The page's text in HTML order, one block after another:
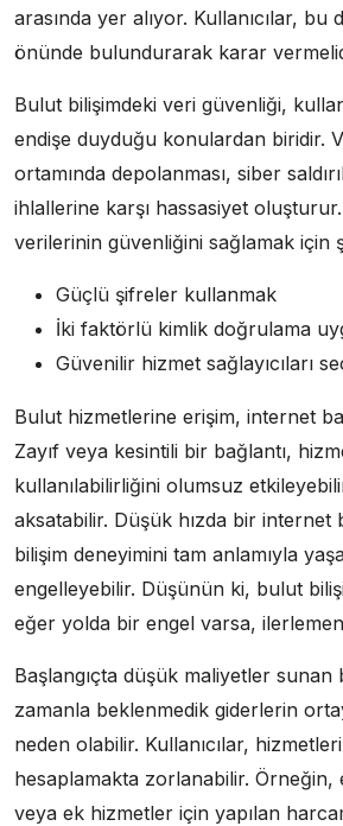
arasında yer alıyor. Kullanıcılar, bu
önünde bulundurarak karar
Bulut bilişimdeki veri güvenliği,
endişe duyduğu konulardan biridir.
ortamında depolanması, siber
ihlallerine karşı hassasiyet oluşturur.
verilerinin güvenliğini sağlamak için
Güçlü şifreler kullanmak
İki faktörlü kimlik doğrulama
Güvenilir hizmet sağlayıcıları
Bulut hizmetlerine erişim, internet
Zayıf veya kesintili bir bağlantı,
kullanılabilirliğini olumsuz
aksatabilir. Düşük hızda bir internet
bilişim deneyimini tam anlamıyla
engelleyebilir. Düşünün ki, bulut
eğer yolda bir engel varsa,
Başlangıçta düşük maliyetler sunan
zamanla beklenmedik giderlerin
neden olabilir. Kullanıcılar,
hesaplamakta zorlanabilir. Örneğin,
veya ek hizmetler için yapılan